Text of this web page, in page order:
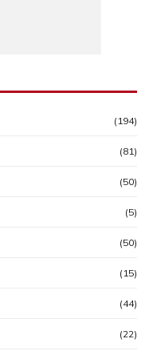
(194)
(81)
(50)
(5)
(50)
(15)
(44)
(22)